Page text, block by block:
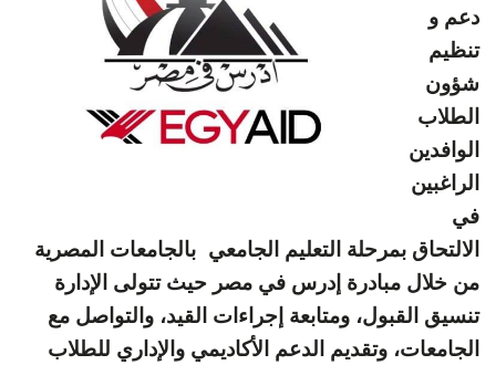
دعم و
تنظيم
شؤون
الطلاب
الوافدين
الراغبين
في
الالتحاق بمرحلة التعليم الجامعي بالجامعات المصرية
من خلال مبادرة إدرس في مصر حيث تتولى الإدارة
تنسيق القبول، ومتابعة إجراءات القيد، والتواصل مع
الجامعات، وتقديم الدعم الأكاديمي والإداري للطلاب